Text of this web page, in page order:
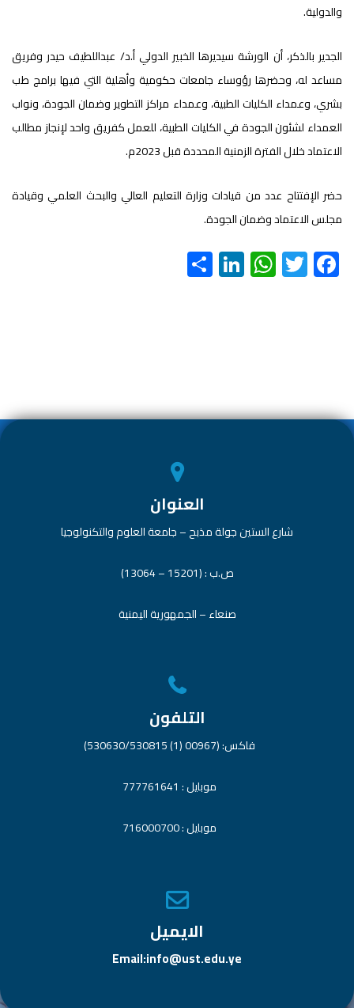
والدولية.
الجدير بالذكر، أن الورشة سيديرها الخبير الدولي أ.د/ عبداللطيف حيدر وفريق
مساعد له، وحضرها رؤوساء جامعات حكومية وأهلية التي فيها برامج طب
بشري، وعمداء الكليات الطبية، وعمداء مراكز التطوير وضمان الجودة، ونواب
العمداء لشئون الجودة في الكليات الطبية، للعمل كفريق واحد لإنجاز مطالب
الاعتماد خلال الفترة الزمنية المحددة قبل 2023م.
حضر الإفتتاح عدد من قيادات وزارة التعليم العالي والبحث العلمي وقيادة
مجلس الاعتماد وضمان الجودة.
F
ac
T
wi
W
h
p
Li
nk
العنوان
شارع الستين جولة مذبح – جامعة العلوم والتكنولوجيا
ص.ب : (15201 – 13064)
صنعاء – الجمهورية اليمنية
التلفون
فاكس: (00967 (1) 530630/530815)
موبايل : 777761641
موبايل : 716000700
الايميل
Email:info@ust.edu.ye